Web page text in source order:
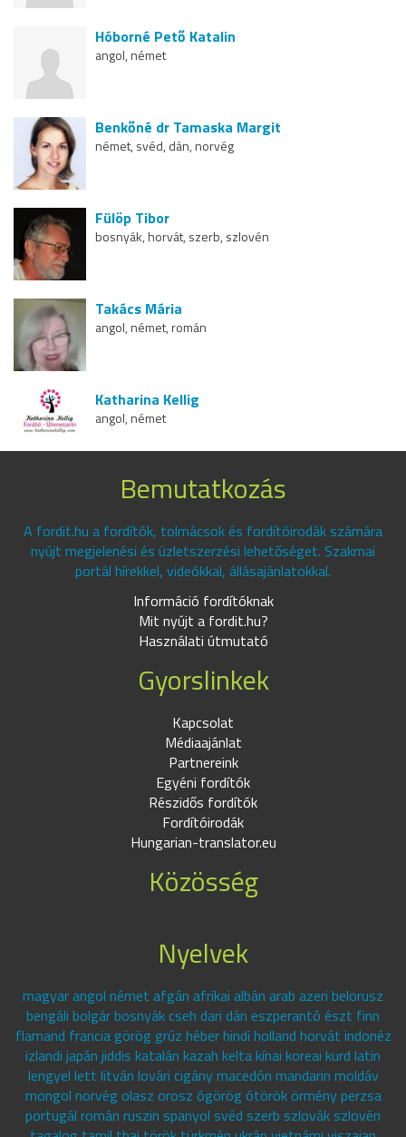
Hóborné Pető Katalin
angol, német
Benkőné dr Tamaska Margit
német, svéd, dán, norvég
Fülöp Tibor
bosnyák, horvát, szerb, szlovén
Takács Mária
angol, német, román
Katharina Kellig
angol, német
Bemutatkozás
A fordit.hu a fordítók, tolmácsok és fordítóirodák számára
nyújt megjelenési és üzletszerzési lehetőséget. Szakmai
portál hírekkel, videókkal, állásajánlatokkal.
Információ fordítóknak
Mit nyújt a fordit.hu?
Használati útmutató
Gyorslinkek
Kapcsolat
Médiaajánlat
Partnereink
Egyéni fordítók
Részidős fordítók
Fordítóirodák
Hungarian-translator.eu
Közösség
Nyelvek
magyar angol német afgán afrikai albán arab azeri belorusz
bengáli bolgár bosnyák cseh dari dán eszperantó észt finn
flamand francia görög grúz héber hindi holland horvát indonéz
izlandi japán jiddis katalán kazah kelta kínai koreai kurd latin
lengyel lett litván lovári cigány macedón mandarin moldáv
mongol norvég olasz orosz ógörög ótörök örmény perzsa
portugál román ruszin spanyol svéd szerb szlovák szlovén